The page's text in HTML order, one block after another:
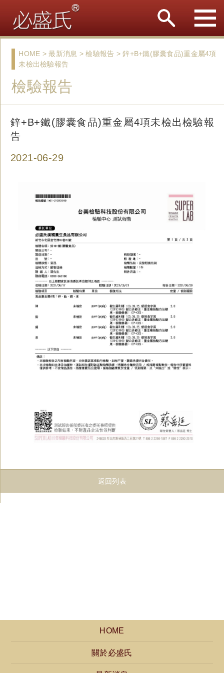
檢驗報告
HOME > 最新消息 > 檢驗報告 > 鋅+B+鐵(膠囊食品)重金屬4項
未檢出檢驗報告
鋅+B+鐵(膠囊食品)重金屬4項未檢出檢驗報
告
2021-06-29
返回列表
HOME
關於必盛氏